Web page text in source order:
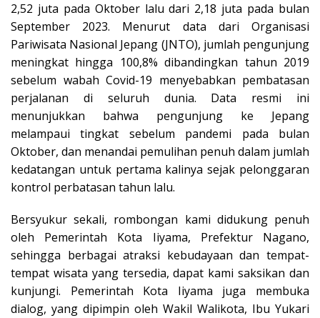
2,52 juta pada Oktober lalu dari 2,18 juta pada bulan
September 2023. Menurut data dari Organisasi
Pariwisata Nasional Jepang (JNTO), jumlah pengunjung
meningkat hingga 100,8% dibandingkan tahun 2019
sebelum wabah Covid-19 menyebabkan pembatasan
perjalanan di seluruh dunia. Data resmi ini
menunjukkan bahwa pengunjung ke Jepang
melampaui tingkat sebelum pandemi pada bulan
Oktober, dan menandai pemulihan penuh dalam jumlah
kedatangan untuk pertama kalinya sejak pelonggaran
kontrol perbatasan tahun lalu.
Bersyukur sekali, rombongan kami didukung penuh
oleh Pemerintah Kota Iiyama, Prefektur Nagano,
sehingga berbagai atraksi kebudayaan dan tempat-
tempat wisata yang tersedia, dapat kami saksikan dan
kunjungi. Pemerintah Kota Iiyama juga membuka
dialog, yang dipimpin oleh Wakil Walikota, Ibu Yukari